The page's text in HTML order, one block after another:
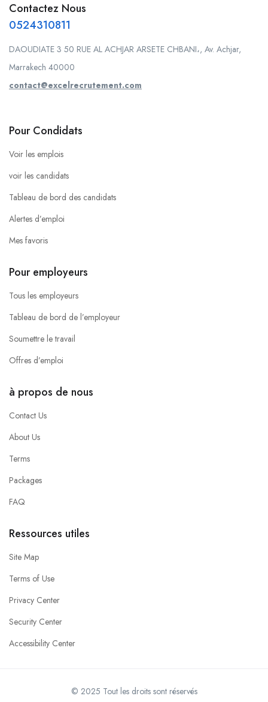
Contactez Nous
0524310811
DAOUDIATE 3 50 RUE AL ACHJAR ARSETE CHBANI،, Av. Achjar,
Marrakech 40000
contact@excelrecrutement.com
Pour Condidats
Voir les emplois
voir les candidats
Tableau de bord des candidats
Alertes d’emploi
Mes favoris
Pour employeurs
Tous les employeurs
Tableau de bord de l’employeur
Soumettre le travail
Offres d’emploi
à propos de nous
Contact Us
About Us
Terms
Packages
FAQ
Ressources utiles
Site Map
Terms of Use
Privacy Center
Security Center
Accessibility Center
© 2025 Tout les droits sont réservés